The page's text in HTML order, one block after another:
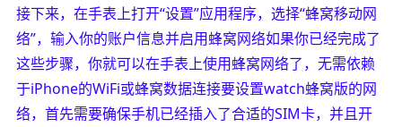
接下来，在手表上打开“设置”应用程序，选择“蜂窝移动网
络”，输入你的账户信息并启用蜂窝网络如果你已经完成了
这些步骤，你就可以在手表上使用蜂窝网络了，无需依赖
于iPhone的WiFi或蜂窝数据连接要设置watch蜂窝版的网
络，首先需要确保手机已经插入了合适的SIM卡，并且开